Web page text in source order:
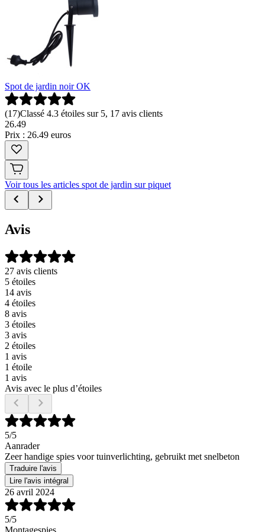
Spot de jardin noir OK
(17)Classé 4.3 étoiles sur 5, 17 avis clients
26.49
Prix : 26.49 euros
Voir tous les articles spot de jardin sur piquet
Avis
27 avis clients
5 étoiles
14 avis
4 étoiles
8 avis
3 étoiles
3 avis
2 étoiles
1 avis
1 étoile
1 avis
Avis avec le plus d’étoiles
5/5
Aanrader
Zeer handige spies voor tuinverlichting, gebruikt met snelbeton
Traduire l'avis
Lire l'avis intégral
26 avril 2024
5/5